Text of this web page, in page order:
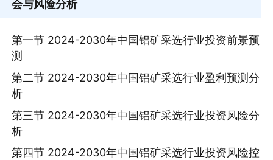
会与风险分析
第一节 2024-2030年中国铝矿采选行业投资前景预
测
第二节 2024-2030年中国铝矿采选行业盈利预测分
析
第三节 2024-2030年中国铝矿采选行业投资风险分
析
第四节 2024-2030年中国铝矿采选行业投资风险控